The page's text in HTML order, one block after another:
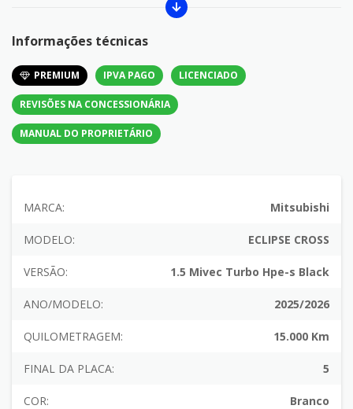
Informações técnicas
PREMIUM IPVA PAGO LICENCIADO
REVISÕES NA CONCESSIONÁRIA
MANUAL DO PROPRIETÁRIO
MARCA: Mitsubishi
MODELO: ECLIPSE CROSS
VERSÃO: 1.5 Mivec Turbo Hpe-s Black
ANO/MODELO: 2025/2026
QUILOMETRAGEM: 15.000 Km
FINAL DA PLACA: 5
COR: Branco